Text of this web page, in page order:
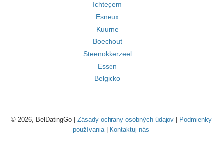
Ichtegem
Esneux
Kuurne
Boechout
Steenokkerzeel
Essen
Belgicko
© 2026, BelDatingGo | Zásady ochrany osobných údajov|
Podmienky
používania| Kontaktuj nás